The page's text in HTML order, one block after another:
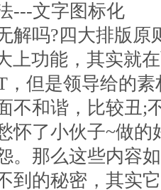
---文字图标化
解吗?四大排版原
上功能，其实就
，但是领导给的
不和谐，比较丑;
怀了小伙子~做的
。那么这些内容
到的秘密，其实